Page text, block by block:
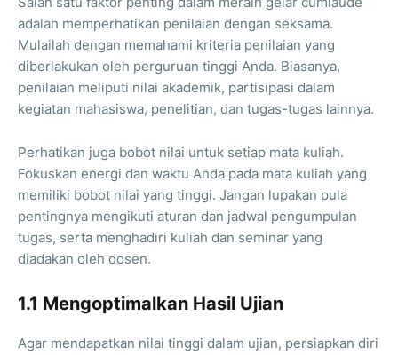
adalah memperhatikan penilaian dengan seksama.
Mulailah dengan memahami kriteria penilaian yang
diberlakukan oleh perguruan tinggi Anda. Biasanya,
penilaian meliputi nilai akademik, partisipasi dalam
kegiatan mahasiswa, penelitian, dan tugas-tugas lainnya.
Perhatikan juga bobot nilai untuk setiap mata kuliah.
Fokuskan energi dan waktu Anda pada mata kuliah yang
memiliki bobot nilai yang tinggi. Jangan lupakan pula
pentingnya mengikuti aturan dan jadwal pengumpulan
tugas, serta menghadiri kuliah dan seminar yang
diadakan oleh dosen.
1.1 Mengoptimalkan Hasil Ujian
Agar mendapatkan nilai tinggi dalam ujian, persiapkan diri